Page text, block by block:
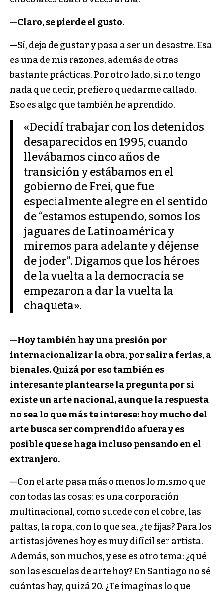
—Claro, se pierde el gusto.
—Sí, deja de gustar y pasa a ser un desastre. Esa
es una de mis razones, además de otras
bastante prácticas. Por otro lado, si no tengo
nada que decir, prefiero quedarme callado.
Eso es algo que también he aprendido.
«Decidí trabajar con los detenidos
desaparecidos en 1995, cuando
llevábamos cinco años de
transición y estábamos en el
gobierno de Frei, que fue
especialmente alegre en el sentido
de “estamos estupendo, somos los
jaguares de Latinoamérica y
miremos para adelante y déjense
de joder”. Digamos que los héroes
de la vuelta a la democracia se
empezaron a dar la vuelta la
chaqueta».
—Hoy también hay una presión por
internacionalizar la obra, por salir a ferias, a
bienales. Quizá por eso también es
interesante plantearse la pregunta por si
existe un arte nacional, aunque la respuesta
no sea lo que más te interese: hoy mucho del
arte busca ser comprendido afuera y es
posible que se haga incluso pensando en el
extranjero.
—Con el arte pasa más o menos lo mismo que
con todas las cosas: es una corporación
multinacional, como sucede con el cobre, las
paltas, la ropa, con lo que sea, ¿te fijas? Para los
artistas jóvenes hoy es muy difícil ser artista.
Además, son muchos, y ese es otro tema: ¿qué
son las escuelas de arte hoy? En Santiago no sé
cuántas hay, quizá 20. ¿Te imaginas lo que